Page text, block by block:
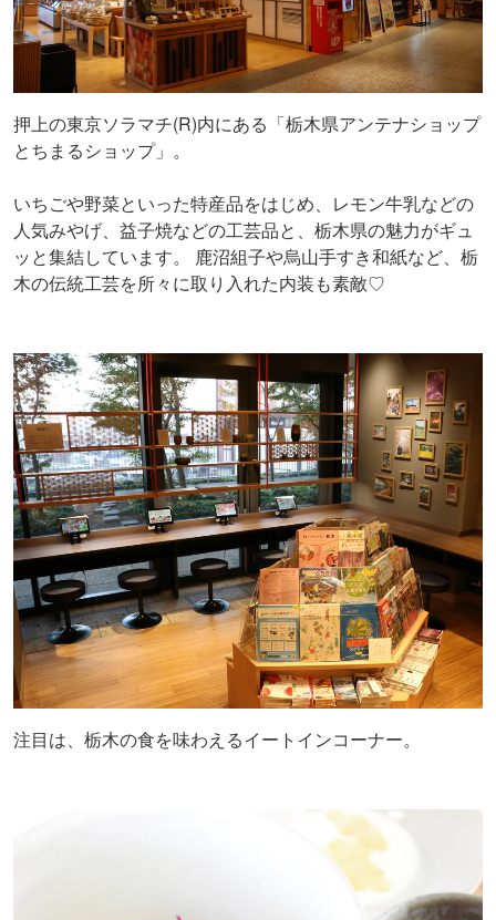
押上の東京ソラマチ(R)内にある「栃木県アンテナショップ
とちまるショップ」。
いちごや野菜といった特産品をはじめ、レモン牛乳などの
人気みやげ、益子焼などの工芸品と、栃木県の魅力がギュ
ッと集結しています。 鹿沼組子や烏山手すき和紙など、栃
木の伝統工芸を所々に取り入れた内装も素敵♡
注目は、栃木の食を味わえるイートインコーナー。